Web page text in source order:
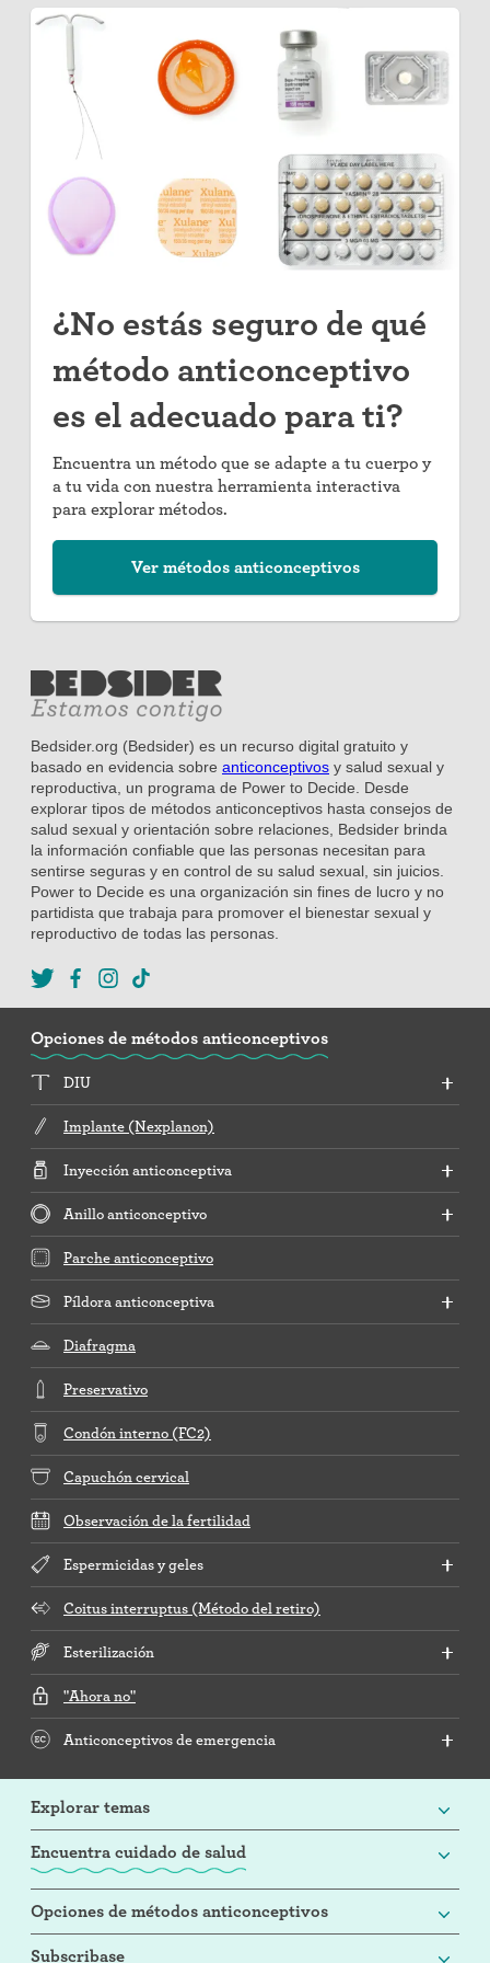
¿No estás seguro de qué
método anticonceptivo
es el adecuado para ti?
Encuentra un método que se adapte a tu cuerpo y
a tu vida con nuestra herramienta interactiva
para explorar métodos.
Ver métodos anticonceptivos
Bedsider.org (Bedsider) es un recurso digital gratuito y
basado en evidencia sobre anticonceptivos y salud sexual y
reproductiva, un programa de Power to Decide. Desde
explorar tipos de métodos anticonceptivos hasta consejos de
salud sexual y orientación sobre relaciones, Bedsider brinda
la información confiable que las personas necesitan para
sentirse seguras y en control de su salud sexual, sin juicios.
Power to Decide es una organización sin fines de lucro y no
partidista que trabaja para promover el bienestar sexual y
reproductivo de todas las personas.
Opciones de métodos anticonceptivos
DIU
Implante (Nexplanon)
Inyección anticonceptiva
Anillo anticonceptivo
Parche anticonceptivo
Píldora anticonceptiva
Diafragma
Preservativo
Condón interno (FC2)
Capuchón cervical
Observación de la fertilidad
Espermicidas y geles
Coitus interruptus (Método del retiro)
Esterilización
"Ahora no"
Anticonceptivos de emergencia
Explorar temas
Encuentra cuidado de salud
Opciones de métodos anticonceptivos
Subscribase